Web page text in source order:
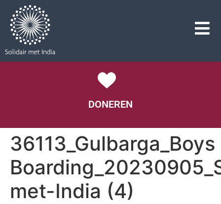
DONEREN
36113_Gulbarga_Boys
met-India (4)